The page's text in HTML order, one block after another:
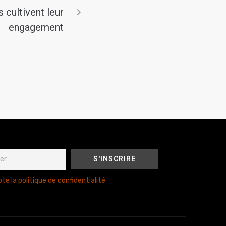
cultivent leur
engagement
la politique de confidentialité